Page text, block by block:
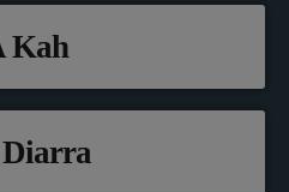
Kah